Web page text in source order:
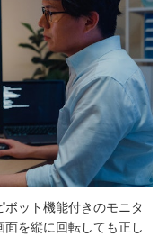
ット機能付きのモニタ
を縦に回転しても正し